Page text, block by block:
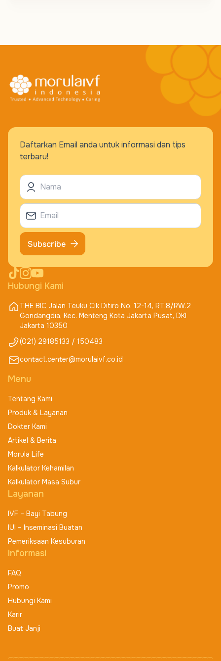
Hubungi Kami
THE BIC Jalan Teuku Cik Ditiro No. 12-14, RT.8/RW.2
Gondangdia, Kec. Menteng Kota Jakarta Pusat, DKI
Jakarta 10350
(021) 29185133 / 150483
contact.center@morulaivf.co.id
Menu
Tentang Kami
Produk & Layanan
Dokter Kami
Artikel & Berita
Morula Life
Kalkulator Kehamilan
Kalkulator Masa Subur
Layanan
IVF – Bayi Tabung
IUI – Inseminasi Buatan
Pemeriksaan Kesuburan
Informasi
FAQ
Promo
Hubungi Kami
Karir
Buat Janji
Daftarkan Email anda untuk informasi dan tips
terbaru!
Subscribe